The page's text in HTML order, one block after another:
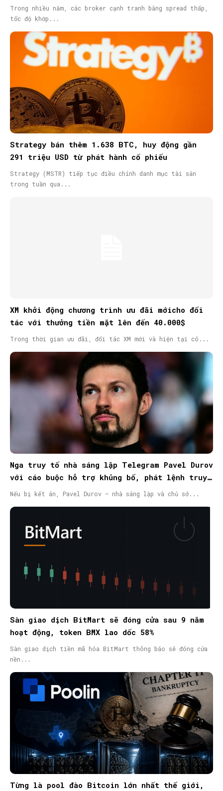
Trong nhiều năm, các broker cạnh tranh bằng spread thấp,
tốc độ khớp...
Strategy bán thêm 1.638 BTC, huy động gần
291 triệu USD từ phát hành cổ phiếu
Strategy (MSTR) tiếp tục điều chỉnh danh mục tài sản
trong tuần qua...
XM khởi động chương trình ưu đãi mớicho đối
tác với thưởng tiền mặt lên đến 40.000$
Trong thời gian ưu đãi, đối tác XM mới và hiện tại có...
Nga truy tố nhà sáng lập Telegram Pavel Durov
với cáo buộc hỗ trợ khủng bố, phát lệnh truy
nã quốc tế
Nếu bị kết án, Pavel Durov – nhà sáng lập và chủ sở...
Sàn giao dịch BitMart sẽ đóng cửa sau 9 năm
hoạt động, token BMX lao dốc 58%
Sàn giao dịch tiền mã hóa BitMart thông báo sẽ đóng cửa
nền...
Từng là pool đào Bitcoin lớn nhất thế giới,